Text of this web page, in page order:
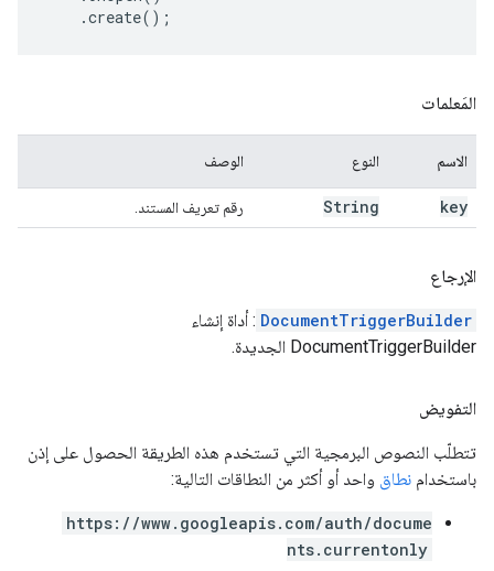
.create();
المَعلمات
الاسم النوع الوصف
key
String رقم تعريف المستند.
الإرجاع
DocumentTriggerBuilder : أداة إنشاء
DocumentTriggerBuilder الجديدة.
التفويض
تتطلّب النصوص البرمجية التي تستخدم هذه الطريقة الحصول على إذن
باستخدام نطاق واحد أو أكثر من النطاقات التالية:
https://www.googleapis.com/auth/docume
nts.currentonly